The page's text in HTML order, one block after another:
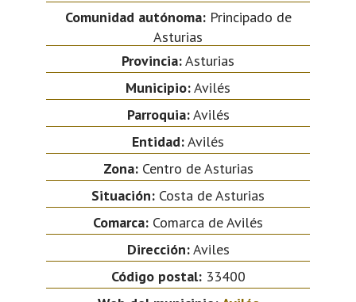
Comunidad autónoma:Principado de
Asturias
Provincia:Asturias
Municipio:Avilés
Parroquia:Avilés
Entidad:Avilés
Zona:Centro de Asturias
Situación: Costa de Asturias
Comarca: Comarca de Avilés
Dirección:Aviles
Código postal:33400